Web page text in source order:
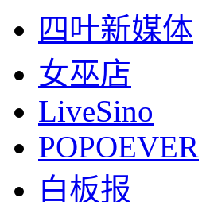
四叶新媒体
女巫店
LiveSino
POPOEVER
白板报